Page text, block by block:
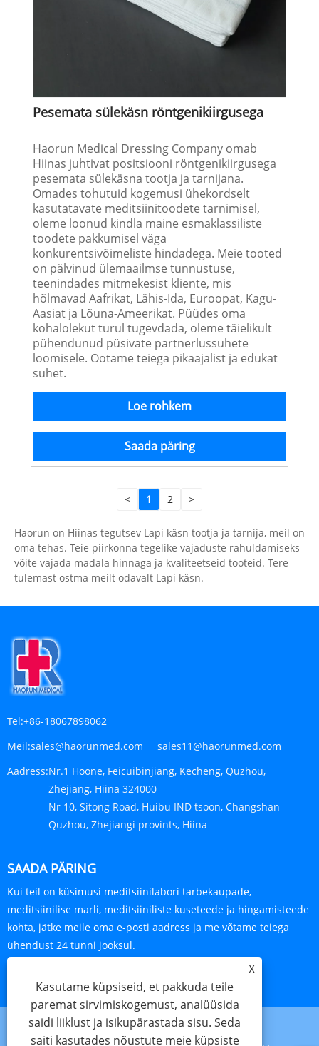
Pesemata sülekäsn röntgenikiirgusega
Haorun Medical Dressing Company omab
Hiinas juhtivat positsiooni röntgenikiirgusega
pesemata sülekäsna tootja ja tarnijana.
Omades tohutuid kogemusi ühekordselt
kasutatavate meditsiinitoodete tarnimisel,
oleme loonud kindla maine esmaklassiliste
toodete pakkumisel väga
konkurentsivõimeliste hindadega. Meie tooted
on pälvinud ülemaailmse tunnustuse,
teenindades mitmekesist kliente, mis
hõlmavad Aafrikat, Lähis-Ida, Euroopat, Kagu-
Aasiat ja Lõuna-Ameerikat. Püüdes oma
kohalolekut turul tugevdada, oleme täielikult
pühendunud püsivate partnerlussuhete
loomisele. Ootame teiega pikaajalist ja edukat
suhet.
Loe rohkem
Saada päring
< 1 2 >
Haorun on Hiinas tegutsev Lapi käsn tootja ja tarnija, meil on
oma tehas. Teie piirkonna tegelike vajaduste rahuldamiseks
võite vajada madala hinnaga ja kvaliteetseid tooteid. Tere
tulemast ostma meilt odavalt Lapi käsn.
Tel:+86-18067898062
Meil:sales@haorunmed.com sales11@haorunmed.com
Aadress:Nr.1 Hoone, Feicuibinjiang, Kecheng, Quzhou,
Zhejiang, Hiina 324000
Nr 10, Sitong Road, Huibu IND tsoon, Changshan
Quzhou, Zhejiangi provints, Hiina
SAADA PÄRING
Kui teil on küsimusi meditsiinilabori tarbekaupade,
meditsiinilise marli, meditsiiniliste kuseteede ja hingamisteede
kohta, jätke meile oma e-posti aadress ja me võtame teiega
ühendust 24 tunni jooksul.
X
Kasutame küpsiseid, et pakkuda teile
paremat sirvimiskogemust, analüüsida
saidi liiklust ja isikupärastada sisu. Seda
saiti kasutades nõustute meie küpsiste